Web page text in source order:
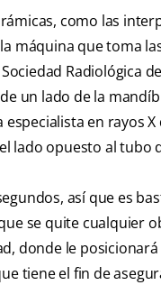
como las
máquina que toma
Radiológica
un lado de la
en rayos
lado opuesto al tubo
así que es
se quite cualquier
donde le
tiene el fin de